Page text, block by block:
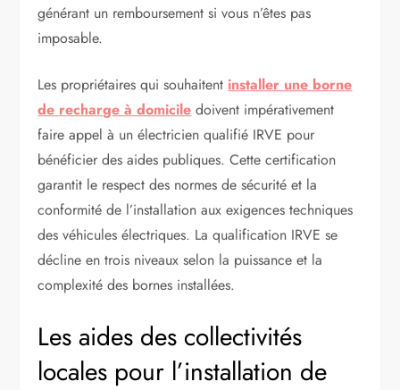
générant un remboursement si vous n’êtes pas
imposable.
Les propriétaires qui souhaitent installer une borne
de recharge à domicile doivent impérativement
faire appel à un électricien qualifié IRVE pour
bénéficier des aides publiques. Cette certification
garantit le respect des normes de sécurité et la
conformité de l’installation aux exigences techniques
des véhicules électriques. La qualification IRVE se
décline en trois niveaux selon la puissance et la
complexité des bornes installées.
Les aides des collectivités
locales pour l’installation de